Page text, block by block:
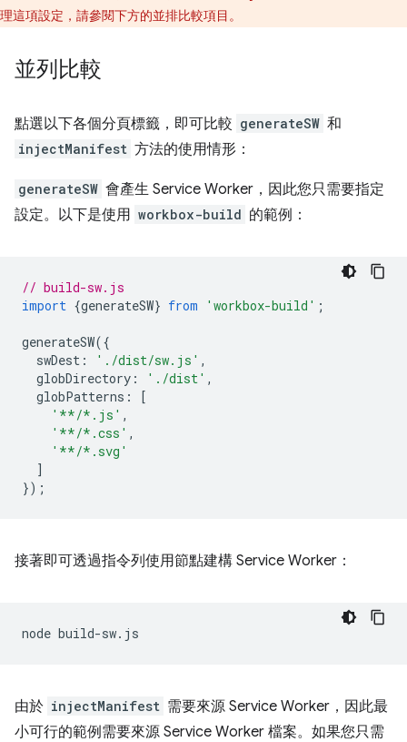
理這項設定，請參閱下方的並排比較項目。
並列比較
點選以下各個分頁標籤，即可比較 generateSW 和
injectManifest 方法的使用情形：
generateSW 會產生 Service Worker，因此您只需要指定
設定。以下是使用 workbox-build 的範例：
// build-sw.js
import {generateSW} from 'workbox-build' ;
generateSW({
swDest : './dist/sw.js' ,
globDirectory : './dist' ,
globPatterns :
[
'**/*.js' ,
'**/*.css' ,
'**/*.svg'
]
});
接著即可透過指令列使用節點建構 Service Worker：
node
由於 injectManifest 需要來源 Service Worker，因此最
小可行的範例需要來源 Service Worker 檔案。如果您只需